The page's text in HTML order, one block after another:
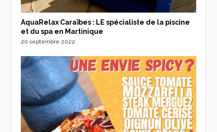
AquaRelax Caraïbes : LE spécialiste de la piscine
et du spa en Martinique
20 septembre 2022